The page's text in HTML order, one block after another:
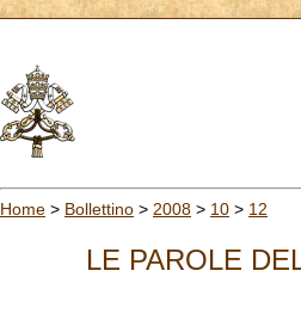
Home > Bollettino > 2008 > 10 > 12
LE PAROLE